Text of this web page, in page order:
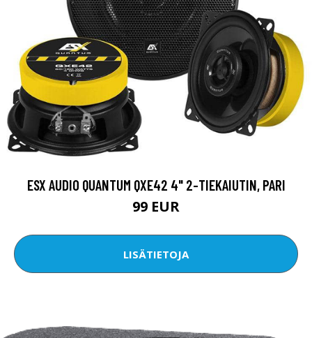
ESX AUDIO QUANTUM QXE42 4" 2-TIEKAIUTIN, PARI
99 EUR
LISÄTIETOJA